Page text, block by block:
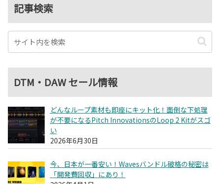
記事検索
DTM・DAW セール情報
どんなループ素材も即座にキット化！面倒な下処理
が不要になるPitch InnovationsのLoop 2 Kitがスゴ
い
2026年6月30日
今、日本が一番安い！Wavesバンドル破格の秘密は
「開発費回収」にあり！